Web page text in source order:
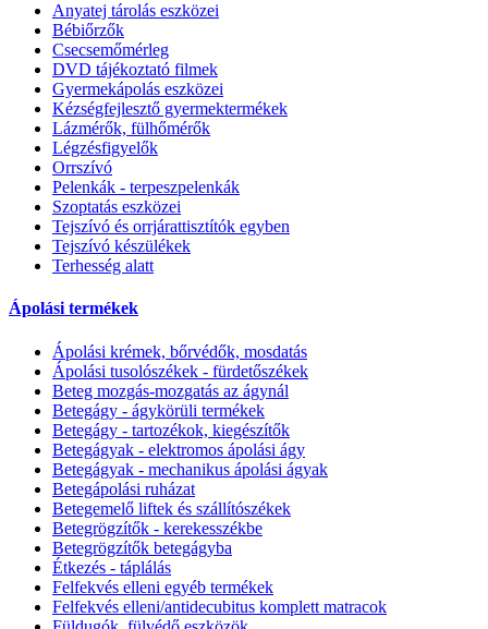
Anyatej tárolás eszközei
Bébiőrzők
Csecsemőmérleg
DVD tájékoztató filmek
Gyermekápolás eszközei
Kézségfejlesztő gyermektermékek
Lázmérők, fülhőmérők
Légzésfigyelők
Orrszívó
Pelenkák - terpeszpelenkák
Szoptatás eszközei
Tejszívó és orrjárattisztítók egyben
Tejszívó készülékek
Terhesség alatt
Ápolási termékek
Ápolási krémek, bőrvédők, mosdatás
Ápolási tusolószékek - fürdetőszékek
Beteg mozgás-mozgatás az ágynál
Betegágy - ágykörüli termékek
Betegágy - tartozékok, kiegészítők
Betegágyak - elektromos ápolási ágy
Betegágyak - mechanikus ápolási ágyak
Betegápolási ruházat
Betegemelő liftek és szállítószékek
Betegrögzítők - kerekesszékbe
Betegrögzítők betegágyba
Étkezés - táplálás
Felfekvés elleni egyéb termékek
Felfekvés elleni/antidecubitus komplett matracok